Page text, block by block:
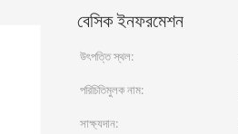
বেসিক ইনফরমেশন
উৎপত্তি স্থল:
পরিচিতিমুলক নাম:
সাক্ষ্যদান: